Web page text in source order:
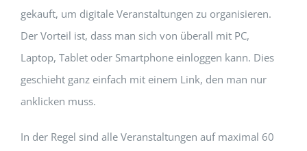
gekauft, um digitale Veranstaltungen zu organisieren.
Der Vorteil ist, dass man sich von überall mit PC,
Laptop, Tablet oder Smartphone einloggen kann. Dies
geschieht ganz einfach mit einem Link, den man nur
anklicken muss.
In der Regel sind alle Veranstaltungen auf maximal 60